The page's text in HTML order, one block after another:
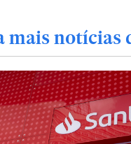
mais notícias